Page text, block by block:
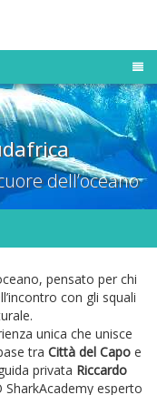
dell’oceano
pensato per chi
con gli squali
unica che unisce
tra Città del Capoe
privata Riccardo
SharkAcademy esperto